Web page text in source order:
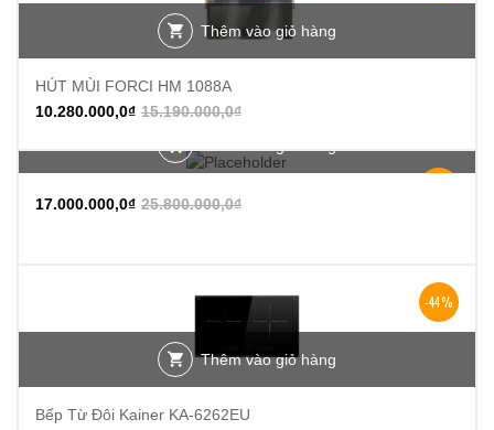
Thêm vào giỏ hàng
HÚT MÙI FORCI HM 1088A
15.190.000,0₫
10.280.000,0₫
25.800.000,0₫
17.000.000,0₫
-44%
Thêm vào giỏ hàng
Bếp Từ Đôi Kainer KA-6262EU